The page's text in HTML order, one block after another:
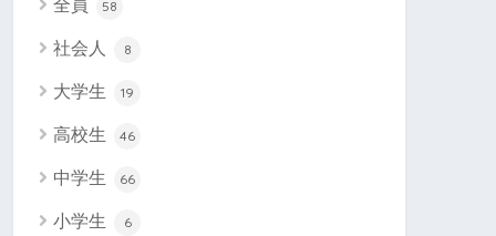
全員 58
社会人 8
大学生 19
高校生 46
中学生 66
小学生 6